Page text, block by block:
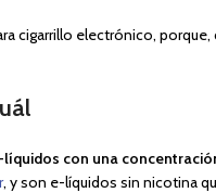
electrónico,
líquidos con una
, y son e-líquidos sin nicotina